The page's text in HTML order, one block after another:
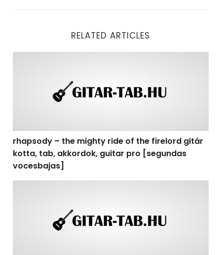
RELATED ARTICLES
rhapsody – the mighty ride of the firelord gitár
kotta, tab, akkordok, guitar pro [segundas
vocesbajas]